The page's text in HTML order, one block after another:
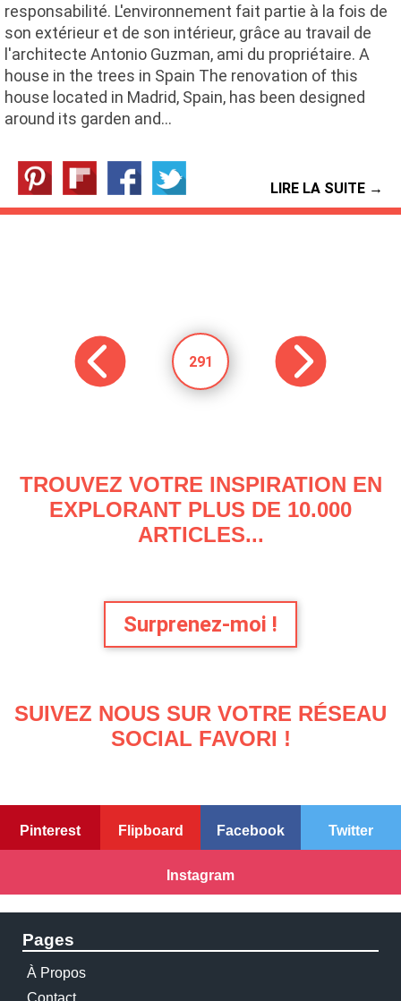
responsabilité. L'environnement fait partie à la fois de
son extérieur et de son intérieur, grâce au travail de
l'architecte Antonio Guzman, ami du propriétaire. A
house in the trees in Spain The renovation of this
house located in Madrid, Spain, has been designed
around its garden and…
LIRE LA SUITE →
291
TROUVEZ VOTRE INSPIRATION EN
EXPLORANT PLUS DE 10.000
ARTICLES...
Surprenez-moi !
SUIVEZ NOUS SUR VOTRE RÉSEAU
SOCIAL FAVORI !
Pinterest Flipboard Facebook Twitter
Instagram
Pages
À Propos